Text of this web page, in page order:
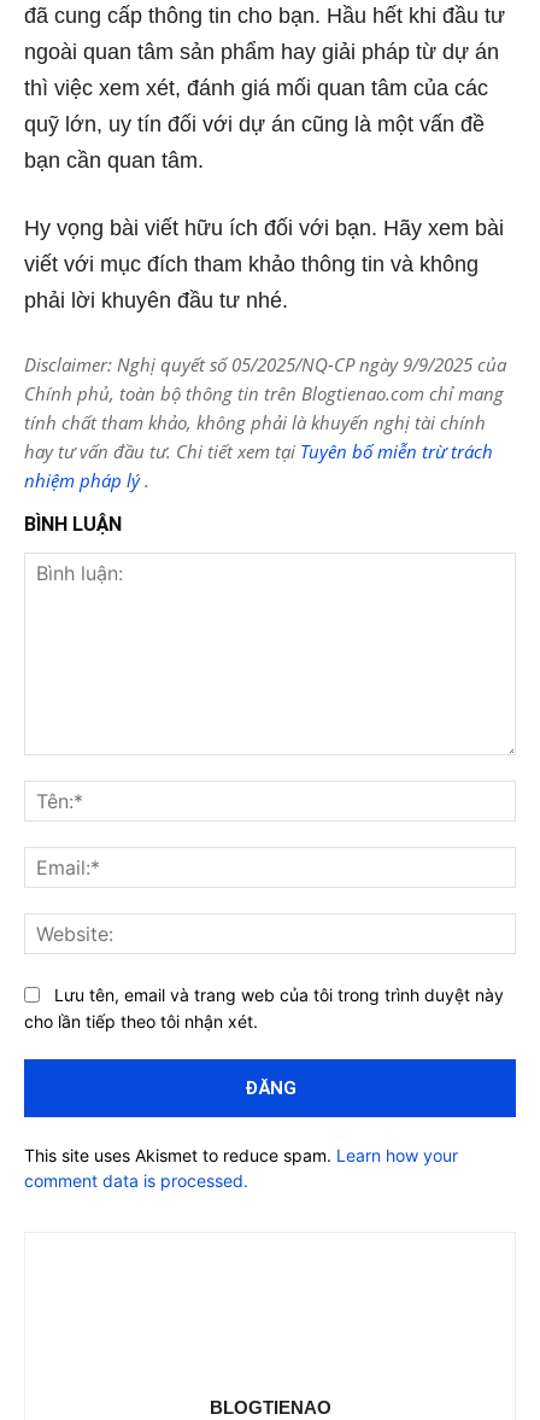
đã cung cấp thông tin cho bạn. Hầu hết khi đầu tư
ngoài quan tâm sản phẩm hay giải pháp từ dự án
thì việc xem xét, đánh giá mối quan tâm của các
quỹ lớn, uy tín đối với dự án cũng là một vấn đề
bạn cần quan tâm.
Hy vọng bài viết hữu ích đối với bạn. Hãy xem bài
viết với mục đích tham khảo thông tin và không
phải lời khuyên đầu tư nhé.
Disclaimer: Nghị quyết số 05/2025/NQ-CP ngày 9/9/2025 của
Chính phủ, toàn bộ thông tin trên Blogtienao.com chỉ mang
tính chất tham khảo, không phải là khuyến nghị tài chính
hay tư vấn đầu tư. Chi tiết xem tại Tuyên bố miễn trừ trách
nhiệm pháp lý.
BÌNH LUẬN
luận:
Lưu tên, email và trang web của tôi trong trình duyệt này
cho lần tiếp theo tôi nhận xét.
This site uses Akismet to reduce spam. Learn how your
comment data is processed.
BLOGTIENAO